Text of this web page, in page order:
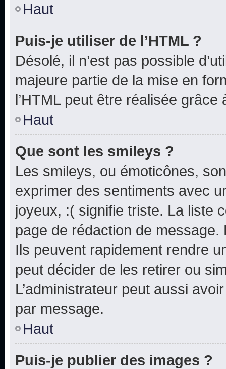
Haut
Puis-je utiliser de l’HTML ?
Désolé, il n’est pas possible
majeure partie de la mise en
l’HTML peut être réalisée grâce
Haut
Que sont les smileys ?
Les smileys, ou émoticônes,
exprimer des sentiments avec
joyeux, :( signifie triste. La liste
page de rédaction de
Ils peuvent rapidement rendre
peut décider de les retirer ou
L’administrateur peut aussi
par message.
Haut
Puis-je publier des images ?